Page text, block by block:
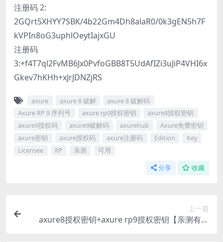
注册码 2:
2GQrt5XHYY7SBK/4b22Gm4Dh8alaR0/0k3gEN5h7F
kVPIn8oG3uphlOeytIajxGU
注册码
3:+f4T7ql2FvMB6Jx0PvfoGBB8T5UdAfIZi3uJiP4VHI6x
Gkev7hKHh+xJrJDNZjRS
axure axure 8 破解
axure 8 破解码
Axure RP 9 序列号
axure rp9授权密钥
axure8授权密钥
axure9授权码
axure9破解码 axurehub
Axure免费密钥
axure密钥
axure授权码 axure注册码 Edition
Key
Licensee
RP 亲测 可用
分享 收藏
上一篇
axure8授权密钥+axure rp9授权密钥【亲测有效